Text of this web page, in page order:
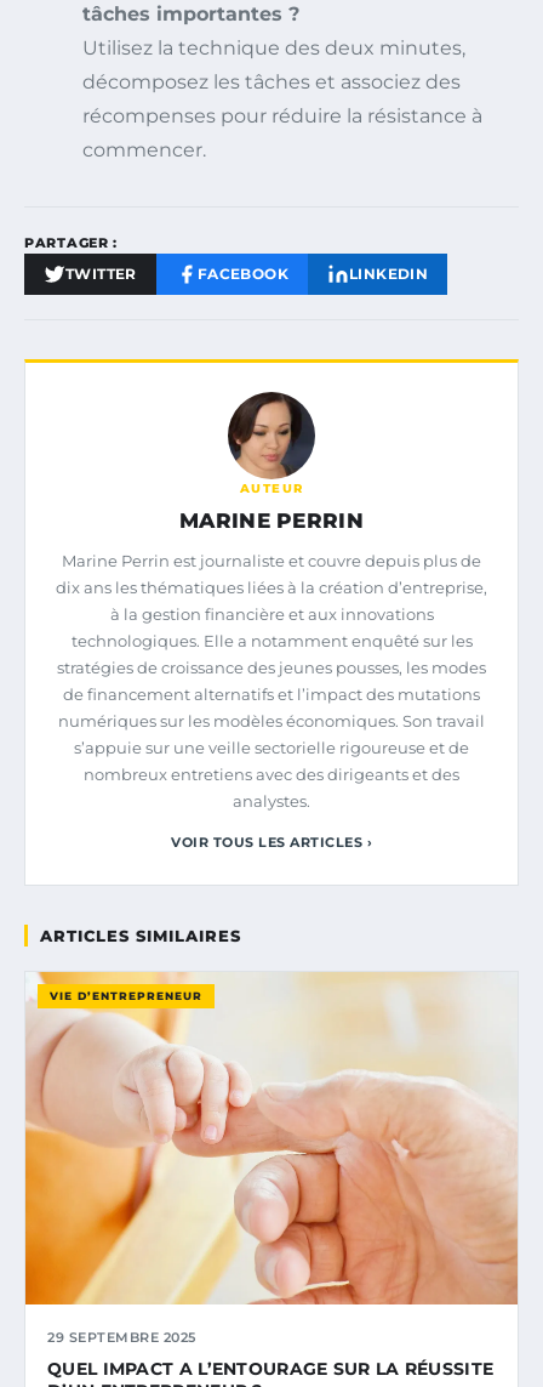
tâches importantes ?
Utilisez la technique des deux minutes,
décomposez les tâches et associez des
récompenses pour réduire la résistance à
commencer.
PARTAGER :
TWITTER FACEBOOK LINKEDIN
AUTEUR
MARINE PERRIN
Marine Perrin est journaliste et couvre depuis plus de
dix ans les thématiques liées à la création d’entreprise,
à la gestion financière et aux innovations
technologiques. Elle a notamment enquêté sur les
stratégies de croissance des jeunes pousses, les modes
de financement alternatifs et l’impact des mutations
numériques sur les modèles économiques. Son travail
s’appuie sur une veille sectorielle rigoureuse et de
nombreux entretiens avec des dirigeants et des
analystes.
VOIR TOUS LES ARTICLES ›
ARTICLES SIMILAIRES
VIE D’ENTREPRENEUR
29 SEPTEMBRE 2025
QUEL IMPACT A L’ENTOURAGE SUR LA RÉUSSITE